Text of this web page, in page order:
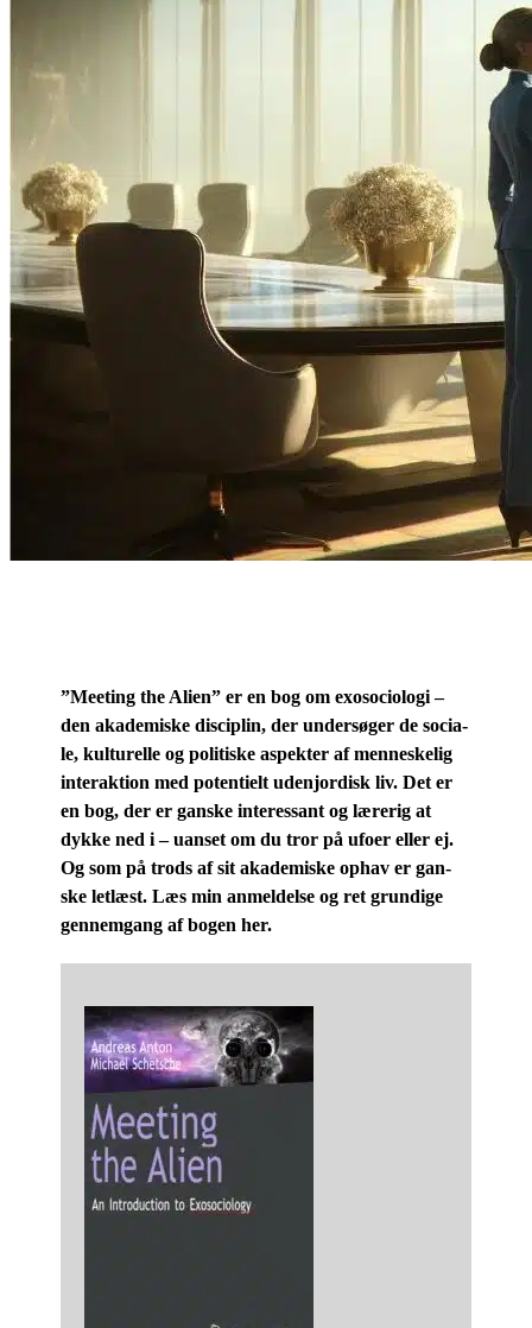
”Me­e­ting the Ali­en” er en bog om exo­so­cio­lo­gi –
den aka­de­mi­ske di­sci­plin, der un­der­sø­ger de so­ci­a­
le, kul­tu­rel­le og po­li­ti­ske aspek­ter af men­ne­ske­lig
in­ter­ak­tion med po­ten­ti­elt udenjor­disk liv. Det er
en bog, der er gan­ske in­ter­es­sant og læ­re­rig at
dyk­ke ned i – uan­set om du tror på ufo­er el­ler ej.
Og som på trods af sit aka­de­mi­ske op­hav er gan­
ske let­læst. Læs min an­mel­del­se og ret grun­di­ge
gen­nem­gang af bo­gen her.